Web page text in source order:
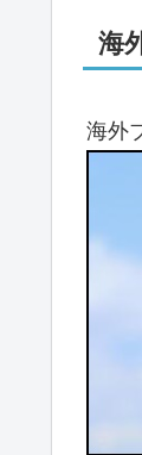
海
海外